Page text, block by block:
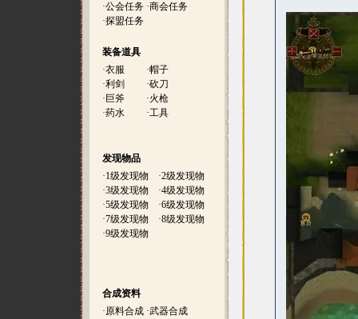
·公会任务 ·商会任务
·探盟任务
装备道具
·衣服 ·帽子
·利剑 ·砍刀
· 巨斧 ·火枪
·药水 ·工具
发现物品
·1级发现物 ·2级发现物
·3级发现物 ·4级发现物
·5级发现物 ·6级发现物
·7级发现物 ·8级发现物
·9级发现物
合成资料
·原料合成 ·武器合成